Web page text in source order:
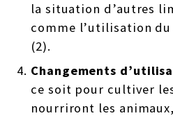
la situation d’autres
comme l’utilisation
(2).
Changements
ce soit pour cultiver
nourriront les